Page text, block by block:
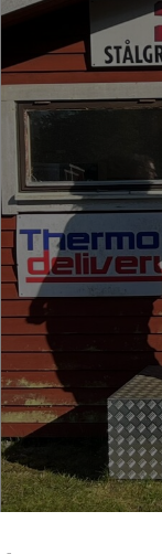
Pallen Dam: 1.